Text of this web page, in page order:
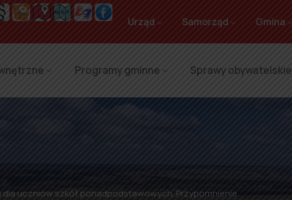
Urząd Samorząd Gmina
Programy gminne Sprawy obywatelskie
dla uczniów szkół ponadpodstawowych. Przypomnienie